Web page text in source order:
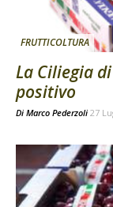
FRUTTICOLTURA
La Ciliegia
positivo
Di Marco Pederzoli 27